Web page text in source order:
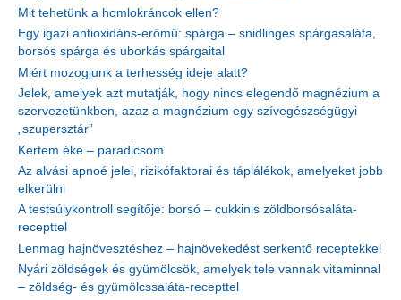
Mit tehetünk a homlokráncok ellen?
Egy igazi antioxidáns-erőmű: spárga – snidlinges spárgasaláta,
borsós spárga és uborkás spárgaital
Miért mozogjunk a terhesség ideje alatt?
Jelek, amelyek azt mutatják, hogy nincs elegendő magnézium a
szervezetünkben, azaz a magnézium egy szívegészségügyi
„szupersztár”
Kertem éke – paradicsom
Az alvási apnoé jelei, rizikófaktorai és táplálékok, amelyeket jobb
elkerülni
A testsúlykontroll segítője: borsó – cukkinis zöldborsósaláta-
recepttel
Lenmag hajnövesztéshez – hajnövekedést serkentő receptekkel
Nyári zöldségek és gyümölcsök, amelyek tele vannak vitaminnal
– zöldség- és gyümölcssaláta-recepttel